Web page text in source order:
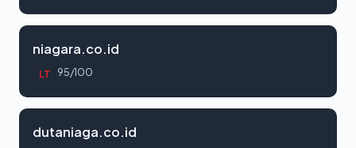
niagara.co.id
LT 95/100
dutaniaga.co.id